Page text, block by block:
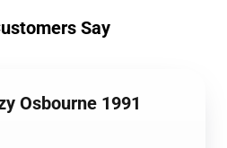
Say
Osbourne 1991